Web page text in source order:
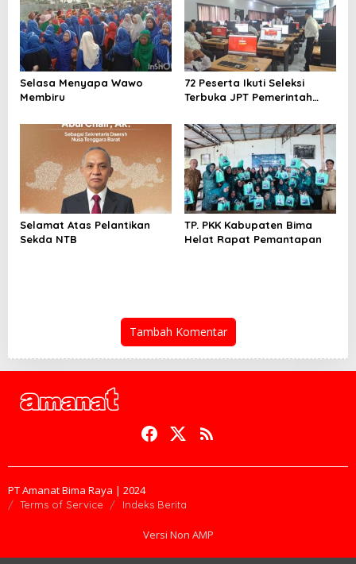
Selasa Menyapa Wawo
Membiru
72 Peserta Ikuti Seleksi
Terbuka JPT Pemerintah
Selamat Atas Pelantikan
Sekda NTB
TP. PKK Kabupaten Bima
Helat Rapat Pemantapan
Tambah Komentar
PT Amanat Bima Raya | 2024
Terms of Service Indeks Berita
Versi Non AMP